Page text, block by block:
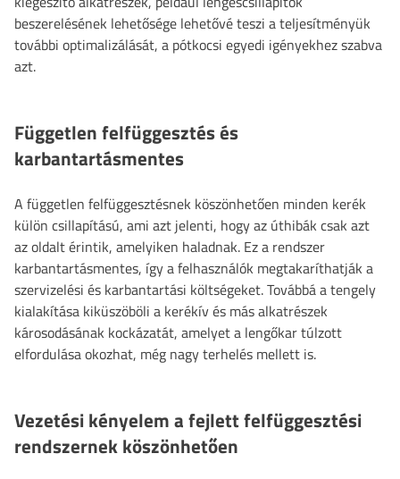
beszerelésének lehetősége lehetővé teszi a teljesítményük
további optimalizálását, a pótkocsi egyedi igényekhez szabva
azt.
Független felfüggesztés és
karbantartásmentes
A független felfüggesztésnek köszönhetően minden kerék
külön csillapítású, ami azt jelenti, hogy az úthibák csak azt
az oldalt érintik, amelyiken haladnak. Ez a rendszer
karbantartásmentes, így a felhasználók megtakaríthatják a
szervizelési és karbantartási költségeket. Továbbá a tengely
kialakítása kiküszöböli a kerékív és más alkatrészek
károsodásának kockázatát, amelyet a lengőkar túlzott
elfordulása okozhat, még nagy terhelés mellett is.
Vezetési kényelem a fejlett felfüggesztési
rendszernek köszönhetően